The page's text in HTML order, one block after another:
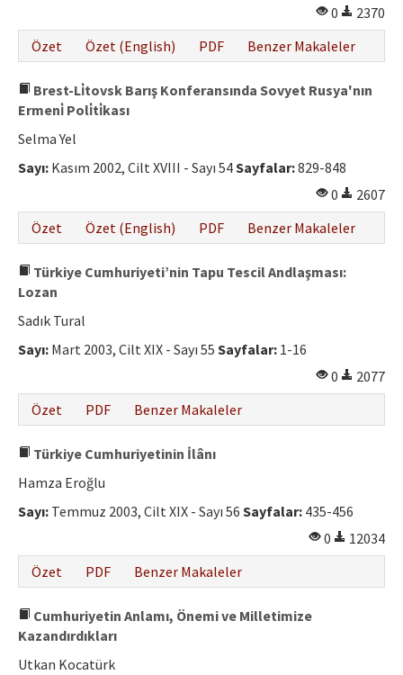
0
2370
Özet
Özet (English) PDF Benzer Makaleler
Brest-Li̇tovsk Barış Konferansında Sovyet Rusya'nın
Ermeni̇ Poli̇ti̇kası
Selma Yel
Sayı: Kasım 2002, Cilt XVIII - Sayı 54Sayfalar:829-848
0
2607
Özet
Özet (English) PDF Benzer Makaleler
Türkiye Cumhuriyeti’nin Tapu Tescil Andlaşması:
Lozan
Sadık Tural
Sayı: Mart 2003, Cilt XIX - Sayı 55 Sayfalar: 1-16
0
2077
Özet
PDF Benzer Makaleler
Türkiye Cumhuriyetinin İlânı
Hamza Eroğlu
Sayı: Temmuz 2003, Cilt XIX - Sayı 56 Sayfalar: 435-456
0
12034
Özet
PDF Benzer Makaleler
Cumhuriyetin Anlamı, Önemi ve Milletimize
Kazandırdıkları
Utkan Kocatürk